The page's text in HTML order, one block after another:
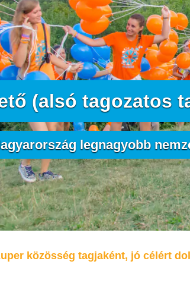
(alsó tagozatos
legnagyobb
közösség tagjaként, jó célért